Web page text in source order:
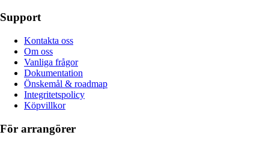
Support
Kontakta oss
Om oss
Vanliga frågor
Dokumentation
Önskemål & roadmap
Integritetspolicy
Köpvillkor
För arrangörer